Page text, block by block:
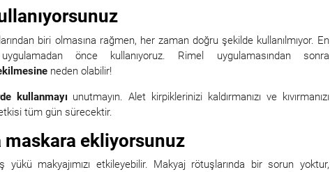
biri olmasına rağmen, her zaman doğru şekilde kullanılmıyor. En
önce kullanıyoruz. Rimel uygulamasından sonra
neden olabilir!
kullanmayı unutmayın. Alet kirpiklerinizi kaldırmanızı ve kıvırmanızı
tüm gün sürecektir.
maskara ekliyorsunuz
makyajımızı etkileyebilir. Makyaj rötuşlarında bir sorun yoktur,